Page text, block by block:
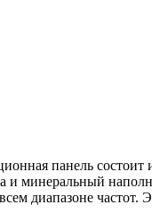
панель
и минеральный
диапазоне частот.